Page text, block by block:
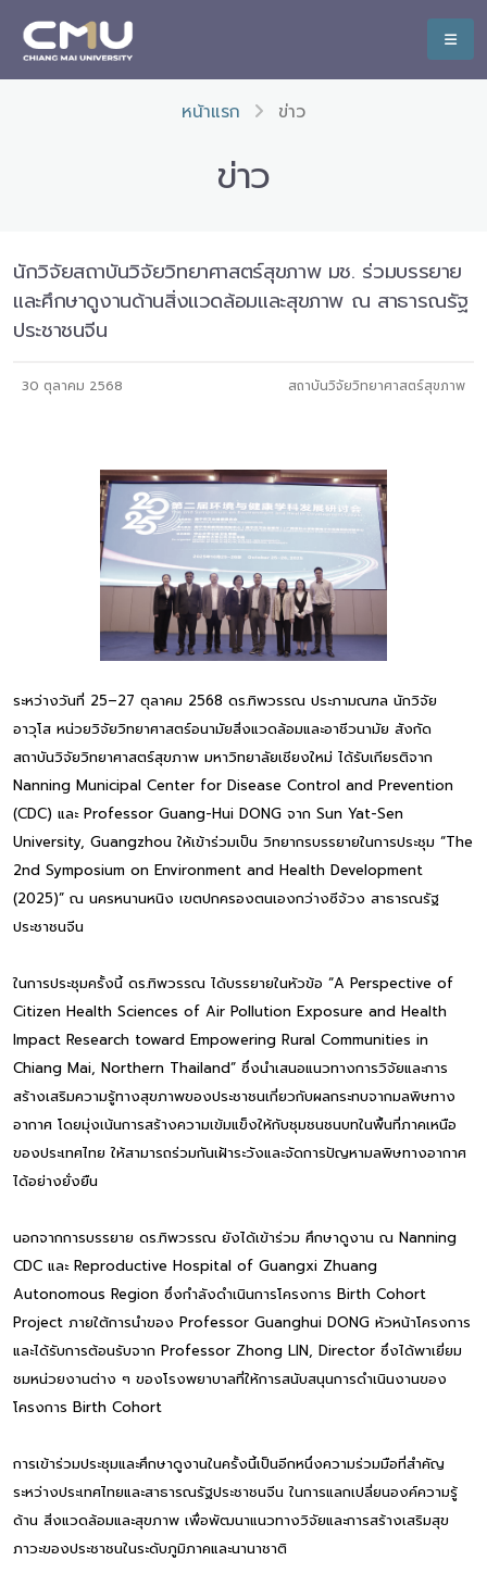
หน้าแรก ข่าว
ข่าว
นักวิจัยสถาบันวิจัยวิทยาศาสตร์สุขภาพ มช. ร่วมบรรยาย
และศึกษาดูงานด้านสิ่งแวดล้อมและสุขภาพ ณ สาธารณรัฐ
ประชาชนจีน
30 ตุลาคม 2568 สถาบันวิจัยวิทยาศาสตร์สุขภาพ
ระหว่างวันที่ 25–27 ตุลาคม 2568 ดร.ทิพวรรณ ประภามณฑล นักวิจัย
อาวุโส หน่วยวิจัยวิทยาศาสตร์อนามัยสิ่งแวดล้อมและอาชีวนามัย สังกัด
สถาบันวิจัยวิทยาศาสตร์สุขภาพ มหาวิทยาลัยเชียงใหม่ ได้รับเกียรติจาก
Nanning Municipal Center for Disease Control and Prevention
(CDC) และ Professor Guang-Hui DONG จาก Sun Yat-Sen
University, Guangzhou ให้เข้าร่วมเป็น วิทยากรบรรยายในการประชุม “The
2nd Symposium on Environment and Health Development
(2025)” ณ นครหนานหนิง เขตปกครองตนเองกว่างซีจ้วง สาธารณรัฐ
ประชาชนจีน
ในการประชุมครั้งนี้ ดร.ทิพวรรณ ได้บรรยายในหัวข้อ “A Perspective of
Citizen Health Sciences of Air Pollution Exposure and Health
Impact Research toward Empowering Rural Communities in
Chiang Mai, Northern Thailand” ซึ่งนำเสนอแนวทางการวิจัยและการ
สร้างเสริมความรู้ทางสุขภาพของประชาชนเกี่ยวกับผลกระทบจากมลพิษทาง
อากาศ โดยมุ่งเน้นการสร้างความเข้มแข็งให้กับชุมชนชนบทในพื้นที่ภาคเหนือ
ของประเทศไทย ให้สามารถร่วมกันเฝ้าระวังและจัดการปัญหามลพิษทางอากาศ
ได้อย่างยั่งยืน
นอกจากการบรรยาย ดร.ทิพวรรณ ยังได้เข้าร่วม ศึกษาดูงาน ณ Nanning
CDC และ Reproductive Hospital of Guangxi Zhuang
Autonomous Region ซึ่งกำลังดำเนินการโครงการ Birth Cohort
Project ภายใต้การนำของ Professor Guanghui DONG หัวหน้าโครงการ
และได้รับการต้อนรับจาก Professor Zhong LIN, Director ซึ่งได้พาเยี่ยม
ชมหน่วยงานต่าง ๆ ของโรงพยาบาลที่ให้การสนับสนุนการดำเนินงานของ
โครงการ Birth Cohort
การเข้าร่วมประชุมและศึกษาดูงานในครั้งนี้เป็นอีกหนึ่งความร่วมมือที่สำคัญ
ระหว่างประเทศไทยและสาธารณรัฐประชาชนจีน ในการแลกเปลี่ยนองค์ความรู้
ด้าน สิ่งแวดล้อมและสุขภาพ เพื่อพัฒนาแนวทางวิจัยและการสร้างเสริมสุข
ภาวะของประชาชนในระดับภูมิภาคและนานาชาติ